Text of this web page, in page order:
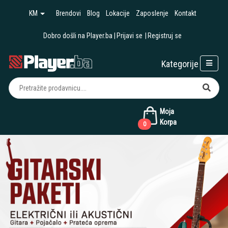
KM Brendovi Blog Lokacije Zaposlenje Kontakt
Dobro došli na Player.ba Prijavi se Registruj se
Moja
Korpa
0
Kategorije